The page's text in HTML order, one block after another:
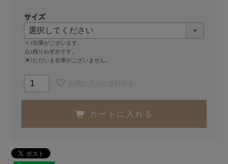
サイズ
○
在庫がございます。
△ 残りわずかです。
✕
ただいま在庫がございません。
カートに入れる